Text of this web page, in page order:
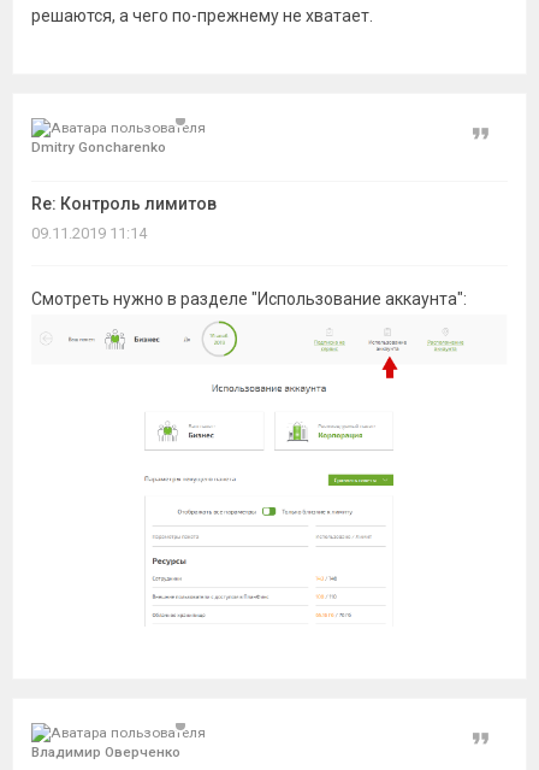
решаются, а чего по-прежнему не хватает.
Dmitry Goncharenko
Re: Контроль лимитов
Цитата
09.11.2019 11:14
Смотреть нужно в разделе "Использование аккаунта":
Владимир Оверченко
Цитата